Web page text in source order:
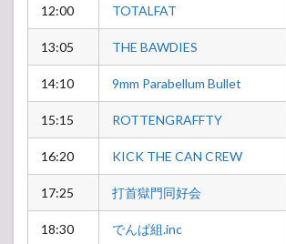
12:00 TOTALFAT
13:05 THE BAWDIES
14:10 9mm Parabellum Bullet
15:15 ROTTENGRAFFTY
16:20 KICK THE CAN CREW
17:25 打首獄門同好会
18:30 でんぱ組.inc